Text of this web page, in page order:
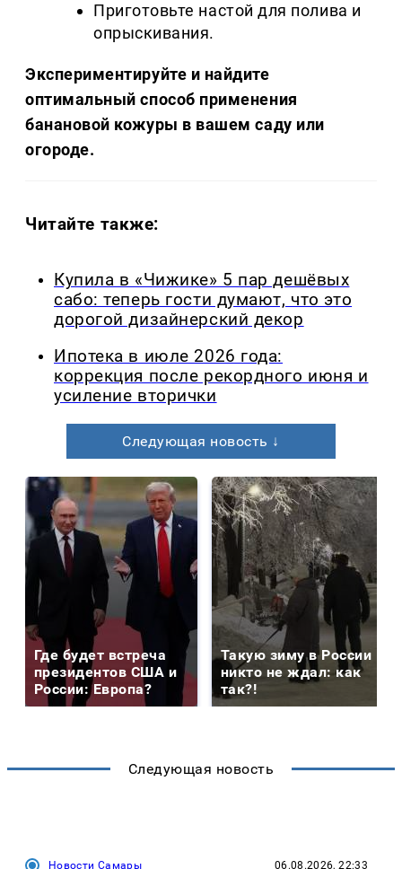
Приготовьте настой для полива и
опрыскивания.
Экспериментируйте и найдите
оптимальный способ применения
банановой кожуры в вашем саду или
огороде.
Читайте также:
Купила в «Чижике» 5 пар дешёвых
сабо: теперь гости думают, что это
дорогой дизайнерский декор
Ипотека в июле 2026 года:
коррекция после рекордного июня и
усиление вторички
Следующая новость ↓
Где будет встреча
президентов США и
России: Европа?
Такую зиму в России
никто не ждал: как
так?!
Следующая новость
Новости Самары 06.08.2026, 22:33